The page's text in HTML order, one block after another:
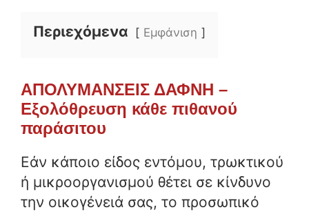
Περιεχόμενα Εμφάνιση
ΑΠΟΛΥΜΑΝΣΕΙΣ ΔΑΦΝΗ –
Εξολόθρευση κάθε πιθανού
παράσιτου
Εάν κάποιο είδος εντόμου, τρωκτικού
ή μικροοργανισμού θέτει σε κίνδυνο
την οικογένειά σας, το προσωπικό